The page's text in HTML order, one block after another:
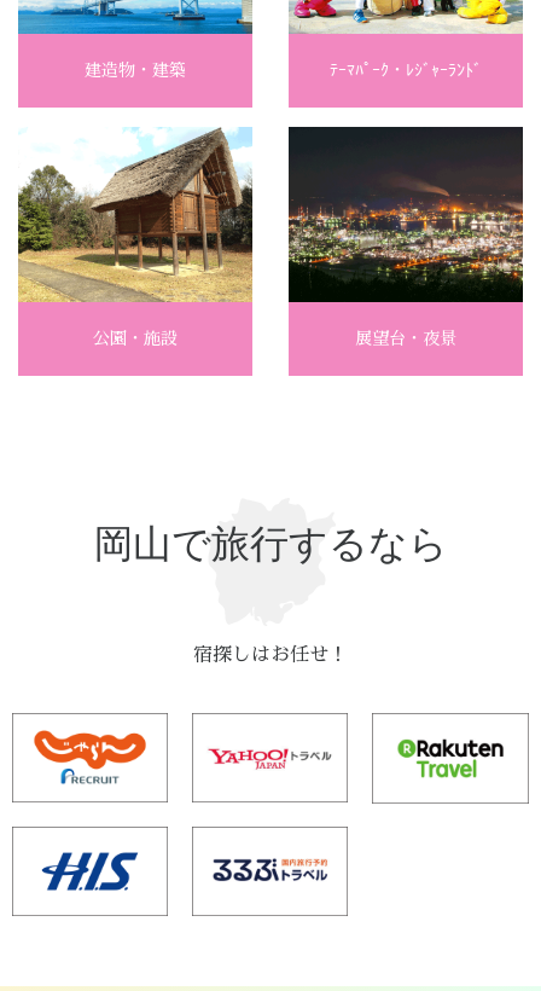
建造物・建築 ﾃｰﾏﾊﾟｰｸ・ﾚｼﾞｬｰﾗﾝﾄﾞ
公園・施設 展望台・夜景
岡山で旅行するなら
宿探しはお任せ！